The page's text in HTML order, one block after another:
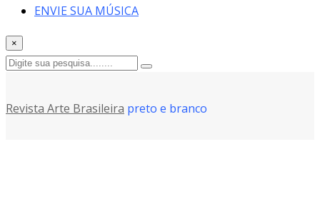
ENVIE SUA MÚSICA
×
Revista Arte Brasileira preto e branco